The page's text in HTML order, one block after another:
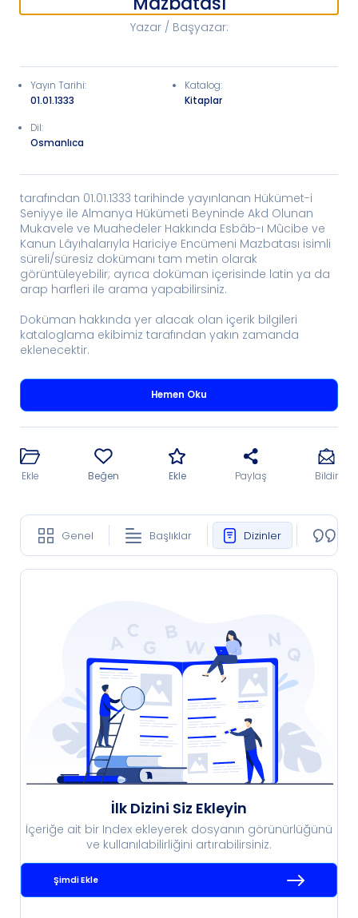
Yazar / Başyazar:
Yayın Tarihi:
01.01.1333
Katalog:
Kitaplar
Dil:
Osmanlıca
tarafından 01.01.1333 tarihinde yayınlanan Hükümet-i
Seniyye ile Almanya Hükümeti Beyninde Akd Olunan
Mukavele ve Muahedeler Hakkında Esbâb-ı Mûcibe ve
Kanun Lâyıhalarıyla Hariciye Encümeni Mazbatası isimli
süreli/süresiz dokümanı tam metin olarak
görüntüleyebilir; ayrıca doküman içerisinde latin ya da
arap harfleri ile arama yapabilirsiniz.
Doküman hakkında yer alacak olan içerik bilgileri
kataloglama ekibimiz tarafından yakın zamanda
eklenecektir.
Hemen Oku
Ekle Beğen Ekle Paylaş Bildir
Genel Başlıklar Dizinler
İlk Dizini Siz Ekleyin
İçeriğe ait bir Index ekleyerek dosyanın görünürlüğünü
ve kullanılabilirliğini artırabilirsiniz.
Şimdi Ekle